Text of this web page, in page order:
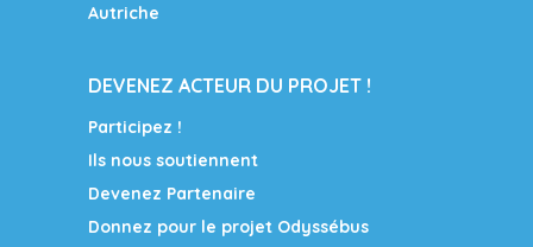
Autriche
DEVENEZ ACTEUR DU PROJET !
Participez !
Ils nous soutiennent
Devenez Partenaire
Donnez pour le projet Odyssébus